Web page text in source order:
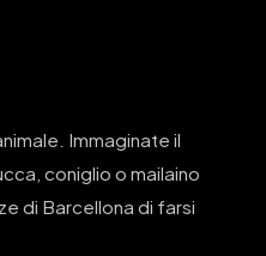
Immaginate il
coniglio o mailaino
di Barcellona di farsi